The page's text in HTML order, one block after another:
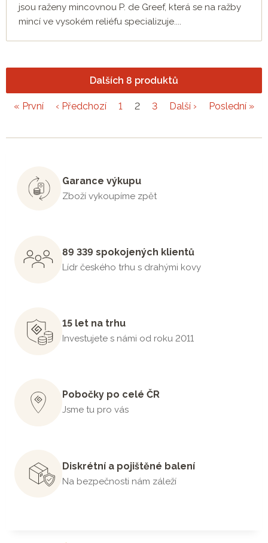
jsou raženy mincovnou P. de Greef, která se na ražby
mincí ve vysokém reliéfu specializuje....
Dalších 8 produktů
« První ‹ Předchozí 1 2 3 Další › Poslední »
Garance výkupu
Zboží vykoupíme zpět
89 339 spokojených klientů
Lídr českého trhu s drahými kovy
15 let na trhu
Investujete s námi od roku 2011
Pobočky po celé ČR
Jsme tu pro vás
Diskrétní a pojištěné balení
Na bezpečnosti nám záleží